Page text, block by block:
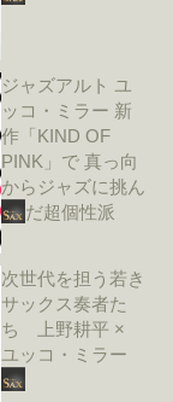
ジャズアルト ユ
ッコ・ミラー 新
作「KIND OF
PINK」で 真っ向
からジャズに挑ん
だ超個性派
次世代を担う若き
サックス奏者た
ち 上野耕平 ×
ユッコ・ミラー